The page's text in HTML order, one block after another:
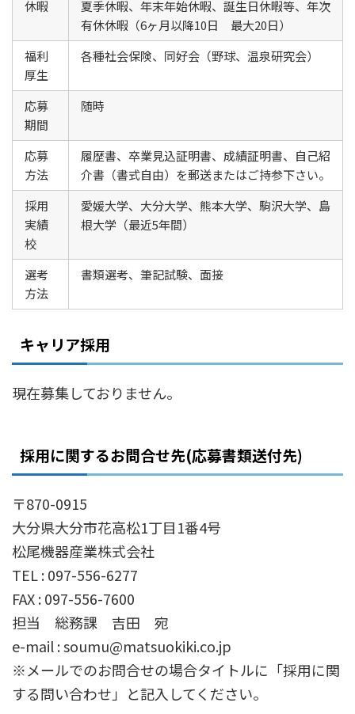
休暇
夏季休暇、年末年始休暇、誕生日休暇等、年次
有休休暇（6ヶ月以降10日 最大20日）
福利
厚生
各種社会保険、同好会（野球、温泉研究会）
応募
期間
随時
応募
方法
履歴書、卒業見込証明書、成績証明書、自己紹
介書（書式自由）を郵送またはご持参下さい。
採用
実績
校
愛媛大学、大分大学、熊本大学、駒沢大学、島
根大学（最近5年間）
選考
方法
書類選考、筆記試験、面接
キャリア採用
現在募集しておりません。
採用に関するお問合せ先(応募書類送付先)
〒870-0915
大分県大分市花高松1丁目1番4号
松尾機器産業株式会社
TEL : 097-556-6277
FAX : 097-556-7600
担当 総務課 吉田 宛
e-mail : soumu@matsuokiki.co.jp
※メールでのお問合せの場合タイトルに「採用に関
する問い合わせ」と記入してください。